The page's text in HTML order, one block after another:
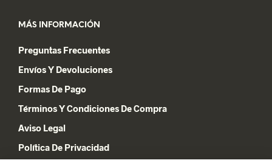
MÁS INFORMACIÓN
Preguntas Frecuentes
Envíos Y Devoluciones
Formas De Pago
Términos Y Condiciones De Compra
Aviso Legal
Política De Privacidad